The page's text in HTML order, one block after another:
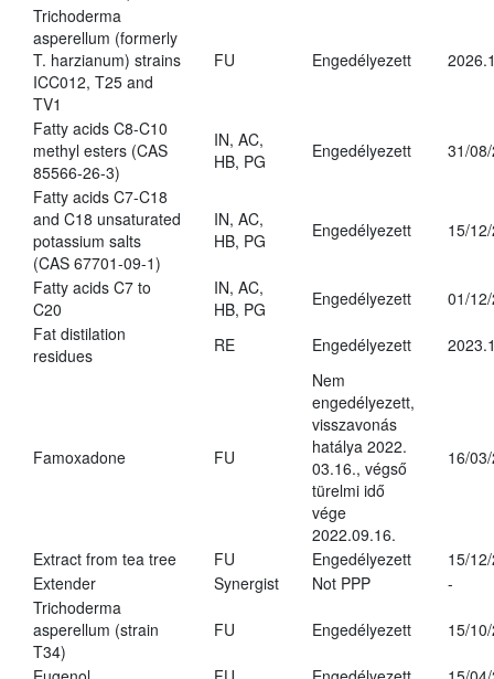
Trichoderma
asperellum (formerly
T. harzianum) strains
ICC012, T25 and
TV1
FU Engedélyezett
Fatty acids C8-C10
methyl esters (CAS
85566-26-3)
IN, AC,
HB, PG
Engedélyezett 31/
Fatty acids C7-C18
and C18 unsaturated
potassium salts
(CAS 67701-09-1)
IN, AC,
HB, PG
Engedélyezett 15/
Fatty acids C7 to
C20
IN, AC,
HB, PG
Engedélyezett
01/
Fat distilation
residues
RE Engedélyezett
Famoxadone FU
Nem
engedélyezett,
visszavonás
hatálya 2022.
03.16., végső
türelmi idő
vége
2022.09.16.
16/
Extract from tea tree FU Engedélyezett
15/
Extender
Synergist Not PPP
-
Trichoderma
asperellum (strain
T34)
FU Engedélyezett 15/